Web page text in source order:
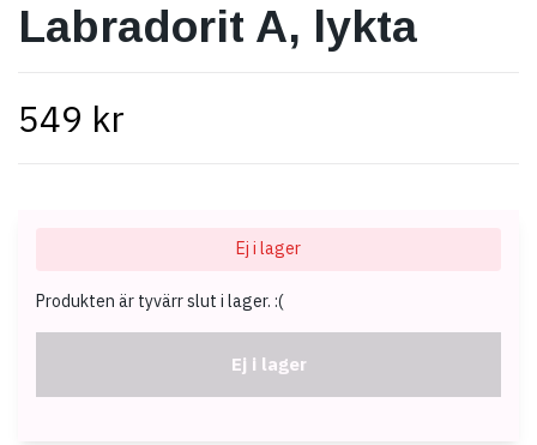
Labradorit A, lykta
549 kr
Ej i lager
Produkten är tyvärr slut i lager. :(
Ej i lager